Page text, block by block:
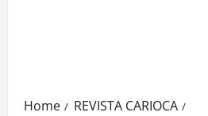
Home
REVISTA CARIOCA